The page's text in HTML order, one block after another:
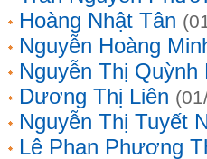
Hoàng Nhật Tân
Nguyễn Hoàng
Nguyễn Thị Quỳnh
Dương Thị Liên
Nguyễn Thị Tuyết
Lê Phan Phương